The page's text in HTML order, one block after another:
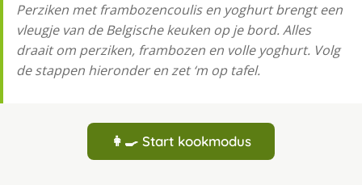
Perziken met frambozencoulis en yoghurt brengt een
vleugje van de Belgische keuken op je bord. Alles
draait om perziken, frambozen en volle yoghurt. Volg
de stappen hieronder en zet ‘m op tafel.
👩‍🍳 Start kookmodus